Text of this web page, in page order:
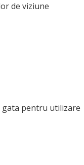
de viziune
gata pentru utilizare